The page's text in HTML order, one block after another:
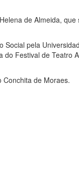
de Almeida,
Social pela
do Festival de Teatro
de Moraes.